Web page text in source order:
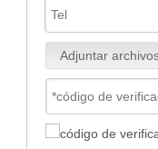
Adjuntar